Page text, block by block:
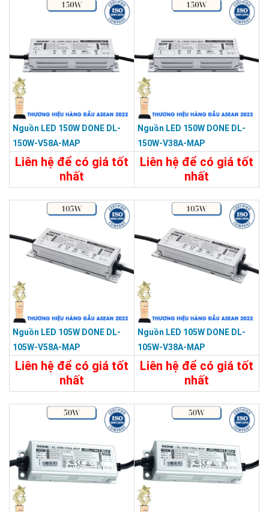
Nguồn LED 150W DONE DL-
150W-V58A-MAP
Liên hệ để có giá tốt
nhất
Nguồn LED 150W DONE DL-
150W-V38A-MAP
Liên hệ để có giá tốt
nhất
Nguồn LED 105W DONE DL-
105W-V58A-MAP
Liên hệ để có giá tốt
nhất
Nguồn LED 105W DONE DL-
105W-V38A-MAP
Liên hệ để có giá tốt
nhất